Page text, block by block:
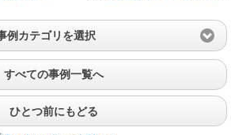
例カテゴリを選択
すべての事例一覧へ
ひとつ前にもどる